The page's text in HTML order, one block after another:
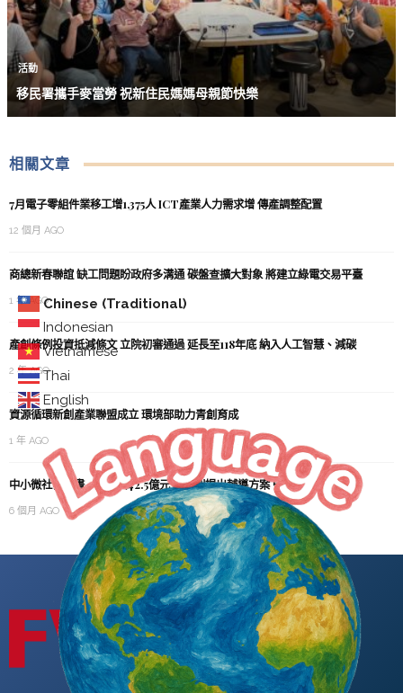
Chinese (Traditional)
Indonesian
Vietnamese
Thai
English
活動
移民署攜手麥當勞 祝新住民媽媽母親節快樂
相關文章
7月電子零組件業移工增1,375人 ICT產業人力需求增 傳產調整配置
12 個月 AGO
商總新春聯誼 缺工問題盼政府多溝通 碳盤查擴大對象 將建立綠電交易平臺
1 年 AGO
產創條例投資抵減條文 立院初審通過 延長至118年底 納入人工智慧、減碳
2 年 AGO
資源循環新創產業聯盟成立 環境部助力青創育成
1 年 AGO
中小微社發計畫 4年投入42.5億元 分業別提出輔導方案 帶動升級轉型
6 個月 AGO